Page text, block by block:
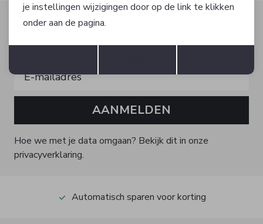
Altijd als eerste op de hoogte zijn?
AANMELDEN
Hoe we met je data omgaan? Bekijk dit in onze
privacyverklaring.
Automatisch sparen voor korting
Terug Opslaan
je instellingen wijzigingen door op de link te klikken
onder aan de pagina.